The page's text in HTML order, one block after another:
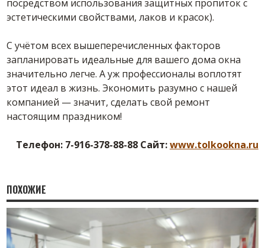
посредством использования защитных пропиток с
эстетическими свойствами, лаков и красок).
С учётом всех вышеперечисленных факторов
запланировать идеальные для вашего дома окна
значительно легче. А уж профессионалы воплотят
этот идеал в жизнь. Экономить разумно с нашей
компанией — значит, сделать свой ремонт
настоящим праздником!
Телефон: 7-916-378-88-88 Сайт:www.tolkookna.ru
ПОХОЖИЕ